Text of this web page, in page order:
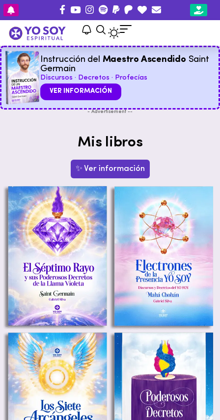
Instrucción del Maestro Ascendido Saint
Germain
Discursos · Decretos · Profecías
VER INFORMACIÓN
- Advertisement --
Mis libros
✨ Ver información